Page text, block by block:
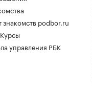
знакомств podbor.ru
управления РБК